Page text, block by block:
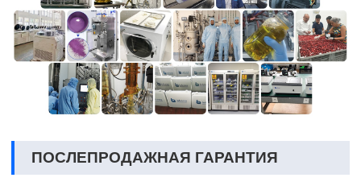
ПОСЛЕПРОДАЖНАЯ ГАРАНТИЯ